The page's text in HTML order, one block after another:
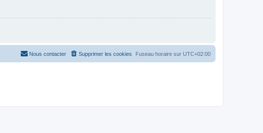
Fuseau horaire sur UTC+02:00
Supprimer les cookies
Nous contacter